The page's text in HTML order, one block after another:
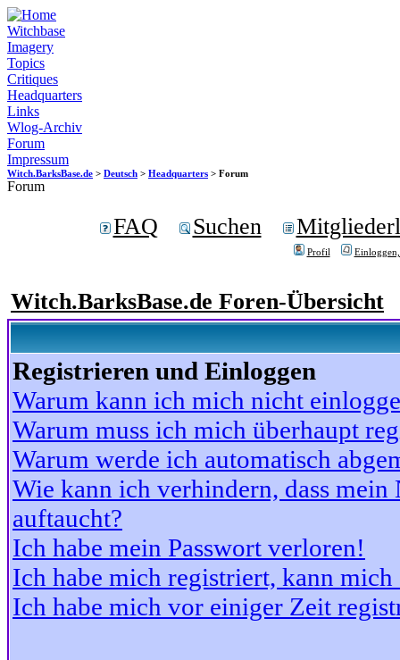
Witchbase
Imagery
Topics
Critiques
Headquarters
Links
Wlog-Archiv
Forum
Impressum
Witch.BarksBase.de > Deutsch > Headquarters > Forum
Forum
FAQ Suchen
Profil
Witch.BarksBase.de Foren-Übersicht
Registrieren und Einloggen
Warum kann ich mich nicht
Warum muss ich mich überhaupt
Warum werde ich automatisch
Wie kann ich verhindern, dass
auftaucht?
Ich habe mein Passwort verloren!
Ich habe mich registriert, kann
Ich habe mich vor einiger Zeit